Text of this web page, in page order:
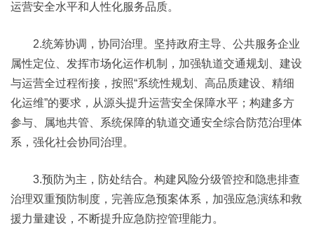
运营安全水平和人性化服务品质。
2.统筹协调，协同治理。坚持政府主导、公共服务企业
属性定位、发挥市场化运作机制，加强轨道交通规划、建设
与运营全过程衔接，按照“系统性规划、高品质建设、精细
化运维”的要求，从源头提升运营安全保障水平；构建多方
参与、属地共管、系统保障的轨道交通安全综合防范治理体
系，强化社会协同治理。
3.预防为主，防处结合。构建风险分级管控和隐患排查
治理双重预防制度，完善应急预案体系，加强应急演练和救
援力量建设，不断提升应急防控管理能力。